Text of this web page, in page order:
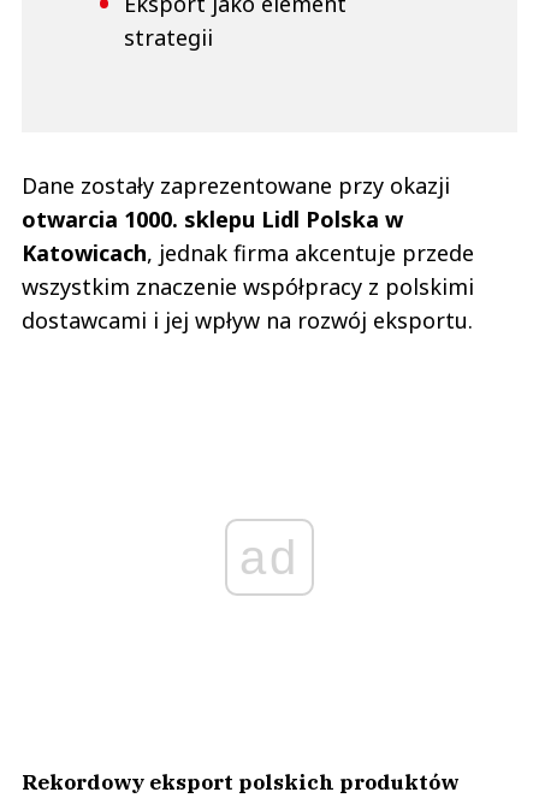
strategii
Dane zostały zaprezentowane przy okazji
otwarcia 1000. sklepu Lidl Polska w
Katowicach, jednak firma akcentuje przede
wszystkim znaczenie współpracy z polskimi
dostawcami i jej wpływ na rozwój eksportu.
ad
Rekordowy eksport polskich produktów